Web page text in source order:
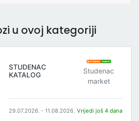
u ovoj kategoriji
STUDENAC
KATALOG
Studenac
market
29.07.2026. - 11.08.2026. Vrijedi još 4 dana